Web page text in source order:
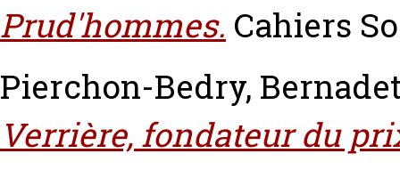
Prud'hommes. Cahiers
Pierchon-Bedry,
Verrière, fondateur du